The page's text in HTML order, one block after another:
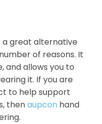
a great alternative
of reasons. It
and allows you to
it. If you are
to help support
thenaupcon hand